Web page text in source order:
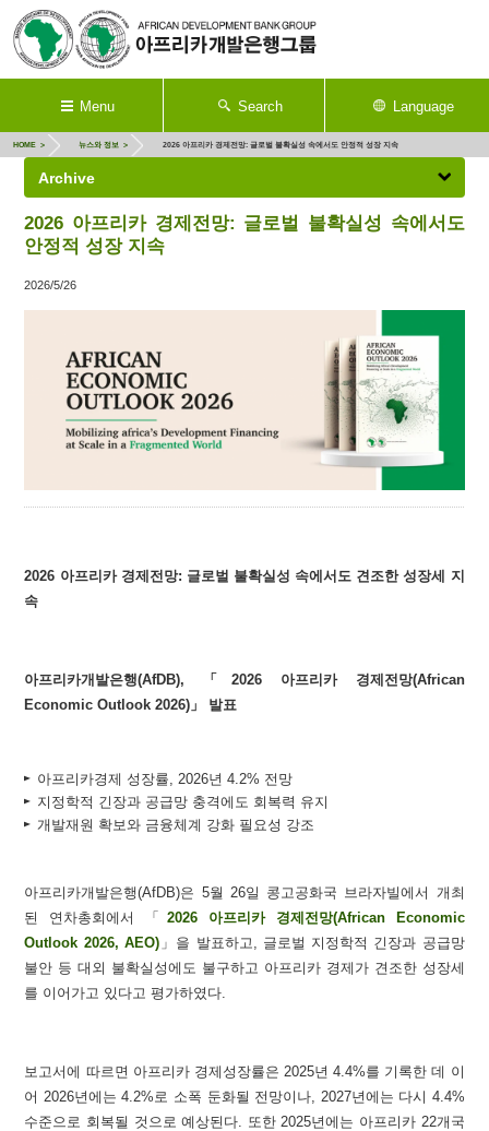
Menu Search Language
HOME 뉴스와 정보 2026 아프리카 경제전망: 글로벌 불확실성 속에서도 안정적 성장 지속
Archive
2026 아프리카 경제전망: 글로벌 불확실성 속에서도
안정적 성장 지속
2026/5/26
2026 아프리카 경제전망: 글로벌 불확실성 속에서도 견조한 성장세 지
속
아프리카개발은행(AfDB), 「2026 아프리카 경제전망(African
Economic Outlook 2026)」 발표
아프리카경제 성장률, 2026년 4.2% 전망
지정학적 긴장과 공급망 충격에도 회복력 유지
개발재원 확보와 금융체계 강화 필요성 강조
아프리카개발은행(AfDB)은 5월 26일 콩고공화국 브라자빌에서 개최
된 연차총회에서 「 2026 아프리카 경제전망(African Economic
Outlook 2026, AEO)」을 발표하고, 글로벌 지정학적 긴장과 공급망
불안 등 대외 불확실성에도 불구하고 아프리카 경제가 견조한 성장세
를 이어가고 있다고 평가하였다.
보고서에 따르면 아프리카 경제성장률은 2025년 4.4%를 기록한 데 이
어 2026년에는 4.2%로 소폭 둔화될 전망이나, 2027년에는 다시 4.4%
수준으로 회복될 것으로 예상된다. 또한 2025년에는 아프리카 22개국